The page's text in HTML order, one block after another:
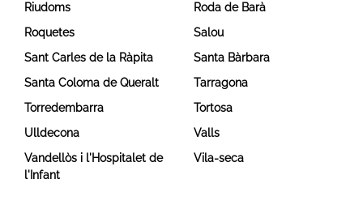
Riudoms
Roda de Barà
Roquetes
Salou
Sant Carles de la Ràpita
Santa Bàrbara
Santa Coloma de Queralt
Tarragona
Torredembarra
Tortosa
Ulldecona
Valls
Vandellòs i l'Hospitalet de
l'Infant
Vila-seca